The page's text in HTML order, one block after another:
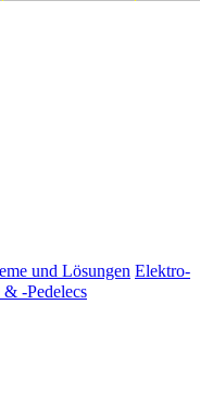
und Lösungen Elektro-
-Pedelecs